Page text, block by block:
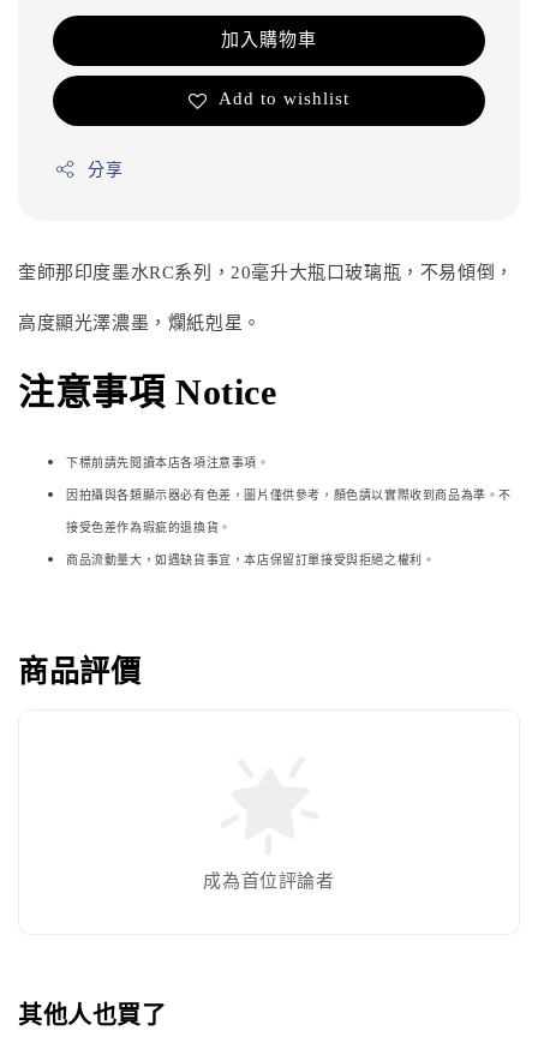
加入購物車
Add to wishlist
分享
奎師那印度墨水RC系列，20毫升大瓶口玻璃瓶，不易傾倒，
高度顯光澤濃墨，爛紙剋星。
注意事項 Notice
下標前請先閱讀本店各項注意事項。
因拍攝與各類顯示器必有色差，圖片僅供參考，顏色請以實際收到商品為準。不
接受色差作為瑕疵的退換貨。
商品流動量大，如遇缺貨事宜，本店保留訂單接受與拒絕之權利。
商品評價
成為首位評論者
其他人也買了